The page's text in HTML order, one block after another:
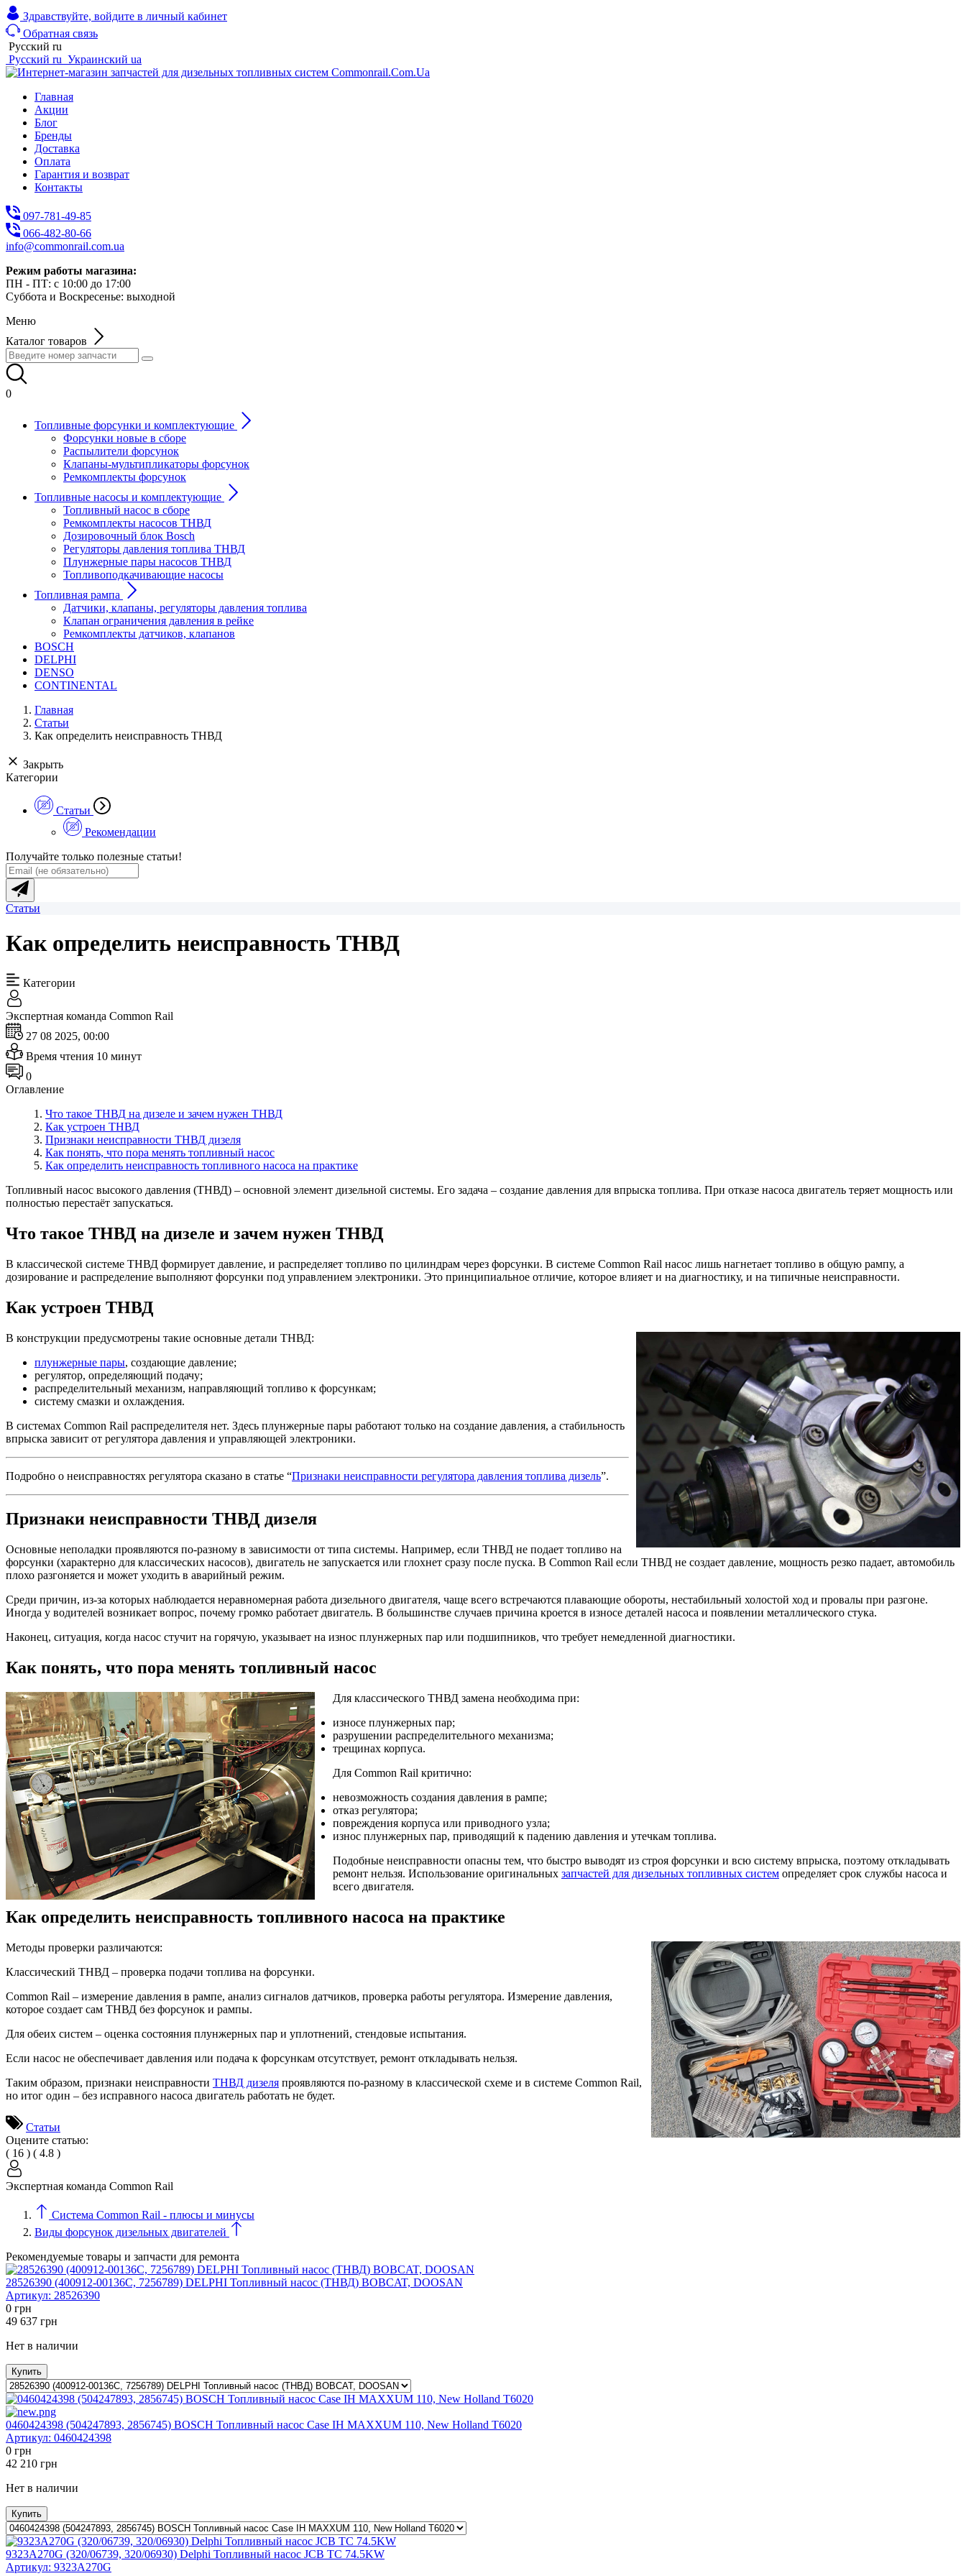
Здравствуйте, войдите в личный кабинет
Обратная связь
Русский ru
Русский ru Украинский ua
Главная
Акции
Блог
Бренды
Доставка
Оплата
Гарантия и возврат
Контакты
097-781-49-85
066-482-80-66
info@commonrail.com.ua
Режим работы магазина:
ПН - ПТ: с 10:00 до 17:00
Суббота и Воскресенье: выходной
Меню
Каталог товаров
0
Топливные форсунки и комплектующие
Форсунки новые в сборе
Распылители форсунок
Клапаны-мультипликаторы форсунок
Ремкомплекты форсунок
Топливные насосы и комплектующие
Топливный насос в сборе
Ремкомплекты насосов ТНВД
Дозировочный блок Bosch
Регуляторы давления топлива ТНВД
Плунжерные пары насосов ТНВД
Топливоподкачивающие насосы
Топливная рампа
Датчики, клапаны, регуляторы давления топлива
Клапан ограничения давления в рейке
Ремкомплекты датчиков, клапанов
BOSCH
DELPHI
DENSO
CONTINENTAL
Главная
Статьи
Как определить неисправность ТНВД
Закрыть
Категории
Статьи
Рекомендации
Получайте только полезные статьи!
Статьи
Как определить неисправность ТНВД
Категории
Экспертная команда Сommon Rail
27 08 2025, 00:00
Время чтения 10 минут
0
Оглавление
Что такое ТНВД на дизеле и зачем нужен ТНВД
Как устроен ТНВД
Признаки неисправности ТНВД дизеля
Как понять, что пора менять топливный насос
Как определить неисправность топливного насоса на практике
Топливный насос высокого давления (ТНВД) – основной элемент дизельной системы. Его задача – создание давления для впрыска топлива. При отказе насоса двигатель теряет мощность или
полностью перестаёт запускаться.
Что такое ТНВД на дизеле и зачем нужен ТНВД
В классической системе ТНВД формирует давление, и распределяет топливо по цилиндрам через форсунки. В системе Common Rail насос лишь нагнетает топливо в общую рампу, а
дозирование и распределение выполняют форсунки под управлением электроники. Это принципиальное отличие, которое влияет и на диагностику, и на типичные неисправности.
Как устроен ТНВД
В конструкции предусмотрены такие основные детали ТНВД:
плунжерные пары, создающие давление;
регулятор, определяющий подачу;
распределительный механизм, направляющий топливо к форсункам;
систему смазки и охлаждения.
В системах Common Rail распределителя нет. Здесь плунжерные пары работают только на создание давления, а стабильность
впрыска зависит от регулятора давления и управляющей электроники.
Подробно о неисправностях регулятора сказано в статье “Признаки неисправности регулятора давления топлива дизель”.
Признаки неисправности ТНВД дизеля
Основные неполадки проявляются по-разному в зависимости от типа системы. Например, если ТНВД не подает топливо на
форсунки (характерно для классических насосов), двигатель не запускается или глохнет сразу после пуска. В Common Rail если ТНВД не создает давление, мощность резко падает, автомобиль
плохо разгоняется и может уходить в аварийный режим.
Среди причин, из-за которых наблюдается неравномерная работа дизельного двигателя, чаще всего встречаются плавающие обороты, нестабильный холостой ход и провалы при разгоне.
Иногда у водителей возникает вопрос, почему громко работает двигатель. В большинстве случаев причина кроется в износе деталей насоса и появлении металлического стука.
Наконец, ситуация, когда насос стучит на горячую, указывает на износ плунжерных пар или подшипников, что требует немедленной диагностики.
Как понять, что пора менять топливный насос
Для классического ТНВД замена необходима при:
износе плунжерных пар;
разрушении распределительного механизма;
трещинах корпуса.
Для Common Rail критично:
невозможность создания давления в рампе;
отказ регулятора;
повреждения корпуса или приводного узла;
износ плунжерных пар, приводящий к падению давления и утечкам топлива.
Подобные неисправности опасны тем, что быстро выводят из строя форсунки и всю систему впрыска, поэтому откладывать
ремонт нельзя. Использование оригинальных запчастей для дизельных топливных систем определяет срок службы насоса и
всего двигателя.
Как определить неисправность топливного насоса на практике
Методы проверки различаются:
Классический ТНВД – проверка подачи топлива на форсунки.
Common Rail – измерение давления в рампе, анализ сигналов датчиков, проверка работы регулятора. Измерение давления,
которое создает сам ТНВД без форсунок и рампы.
Для обеих систем – оценка состояния плунжерных пар и уплотнений, стендовые испытания.
Если насос не обеспечивает давления или подача к форсункам отсутствует, ремонт откладывать нельзя.
Таким образом, признаки неисправности ТНВД дизеля проявляются по-разному в классической схеме и в системе Common Rail,
но итог один – без исправного насоса двигатель работать не будет.
Статьи
Оцените статью:
( 16 ) ( 4.8 )
Экспертная команда Сommon Rail
Система Common Rail - плюсы и минусы
Виды форсунок дизельных двигателей
Рекомендуемые товары и запчасти для ремонта
28526390 (400912-00136C, 7256789) DELPHI Топливный насос (ТНВД) BOBCAT, DOOSAN
Артикул: 28526390
0 грн
49 637 грн
Нет в наличии
Купить
0460424398 (504247893, 2856745) BOSCH Топливный насос Case IH MAXXUM 110, New Holland T6020
Артикул: 0460424398
0 грн
42 210 грн
Нет в наличии
Купить
9323A270G (320/06739, 320/06930) Delphi Топливный насос JCB TC 74.5KW
Артикул: 9323A270G